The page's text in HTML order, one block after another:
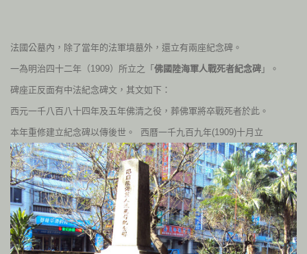
法國公墓內，除了當年的法軍墳墓外，還立有兩座紀念碑。
一為明治四十二年（1909）所立之「 佛國陸海軍人戰死者紀念碑 」。
碑座正反面有中法紀念碑文，其文如下：
西元一千八百八十四年及五年佛清之役，葬佛軍將卒戰死者於此。
本年重修建立紀念碑以傳後世。 西曆一千九百九年(1909)十月立